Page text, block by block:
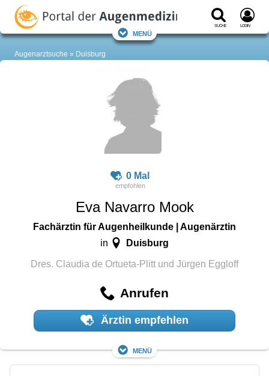
Suche Login
Menü
Augenarztsuche Duisburg
0 Mal
Eva Navarro Mook
Fachärztin für Augenheilkunde | Augenärztin
in Duisburg
Dres. Claudia de Ortueta-Plitt und Jürgen Eggloff
Anrufen
Ärztin empfehlen
Menü